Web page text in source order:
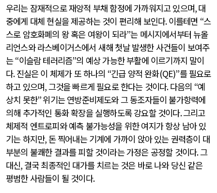
우리는 잠재적으로 재앙적 부채 함정에 가까워지고 있으며,대
중에게 대체 현실을 제공하는 것이 편리해 보인다.이를테면 “스
스로 암호화폐의 왕 혹은 여왕이 되라”는 메시지에서부터 뉴올
리언스와 라스베이거스에서 새해 첫날 발생한 사건들이 보여주
는“이슬람 테러리즘”의 예상 가능한 부활에 이르기까지 말이
다.진실은 이 체제가 또 하나의 “긴급 양적 완화(QE)”를 필요로
하고 있으며,그것을 빠르게 필요로 한다는 것이다.다음의 “예
상치 못한”위기는 연방준비제도와 그 동조자들이 불가항력에
의해 추가적인 통화 확장을 실행하도록 강요할 것이다.그리고
체제적 엔트로피와 예측 불가능성을 위한 여지가 항상 남아 있
기는 하지만, 돈 찍어내는 기계에 가까이 앉아 있는 권력층이 대
부분의 불쾌한 결과를 피할 것이라는 가정은 공정할 것이다.그
대신, 결국 최종적인 대가를 치르는 것은 바로 나와 당신 같은
평범한 사람들이 될 것이다.